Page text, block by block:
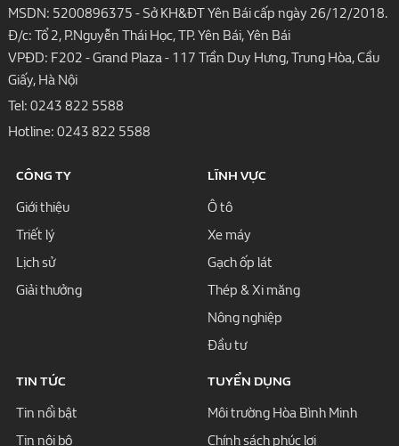
MSDN: 5200896375 - Sở KH&ĐT Yên Bái cấp ngày 26/12/2018.
Đ/c: Tổ 2, P.Nguyễn Thái Học, TP. Yên Bái, Yên Bái
VPĐD: F202 - Grand Plaza - 117 Trần Duy Hưng, Trung Hòa, Cầu
Giấy, Hà Nội
Tel: 0243 822 5588
Hotline: 0243 822 5588
CÔNG TY
Giới thiệu
Triết lý
Lịch sử
Giải thưởng
LĨNH VỰC
Ô tô
Xe máy
Gạch ốp lát
Thép & Xi măng
Nông nghiệp
Đầu tư
TIN TỨC
Tin nổi bật
Tin nội bộ
TUYỂN DỤNG
Môi trường Hòa Bình Minh
Chính sách phúc lợi